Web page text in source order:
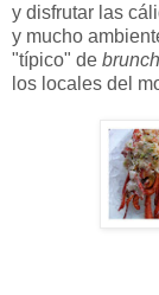
y disfrutar las
y mucho
"típico" de brunch
los locales del